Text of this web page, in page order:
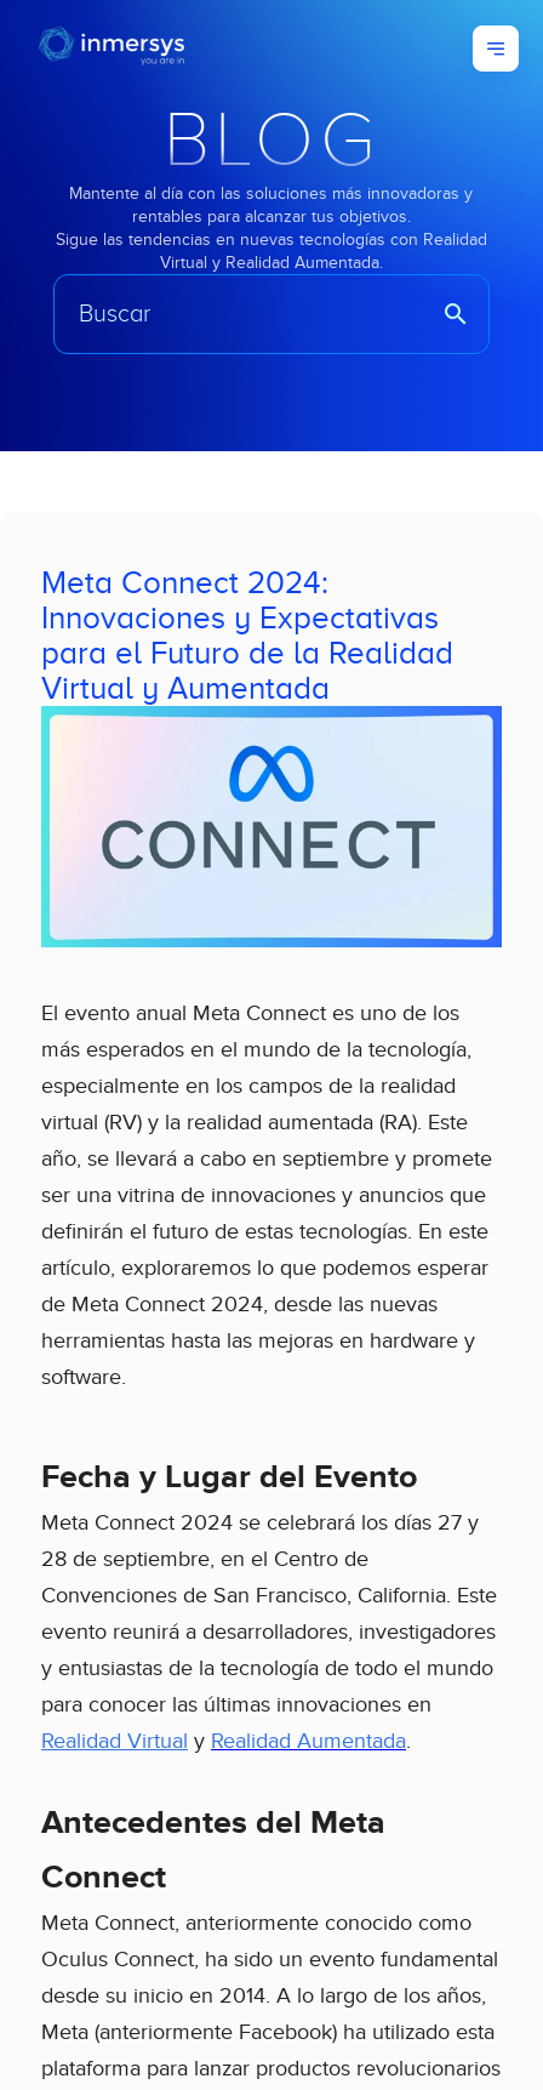
BLOG
Mantente al día con las soluciones más innovadoras y
rentables para alcanzar tus objetivos.
Sigue las tendencias en nuevas tecnologías con Realidad
Virtual y Realidad Aumentada.
search
Meta Connect 2024:
Innovaciones y Expectativas
para el Futuro de la Realidad
Virtual y Aumentada
El evento anual Meta Connect es uno de los
más esperados en el mundo de la tecnología,
especialmente en los campos de la realidad
virtual (RV) y la realidad aumentada (RA). Este
año, se llevará a cabo en septiembre y promete
ser una vitrina de innovaciones y anuncios que
definirán el futuro de estas tecnologías. En este
artículo, exploraremos lo que podemos esperar
de Meta Connect 2024, desde las nuevas
herramientas hasta las mejoras en hardware y
software.
Fecha y Lugar del Evento
Meta Connect 2024 se celebrará los días 27 y
28 de septiembre, en el Centro de
Convenciones de San Francisco, California. Este
evento reunirá a desarrolladores, investigadores
y entusiastas de la tecnología de todo el mundo
para conocer las últimas innovaciones en
Realidad Virtual y Realidad Aumentada.
Antecedentes del Meta
Connect
Meta Connect, anteriormente conocido como
Oculus Connect, ha sido un evento fundamental
desde su inicio en 2014. A lo largo de los años,
Meta (anteriormente Facebook) ha utilizado esta
plataforma para lanzar productos revolucionarios